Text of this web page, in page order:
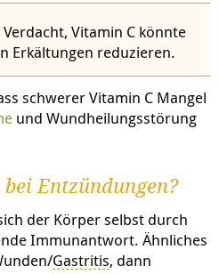
Vitamin C könnte
Erkältungen reduzieren.
schwerer Vitamin C Mangel
und Wundheilungsstörung
Entzündungen?
der Körper selbst durch
Immunantwort. Ähnliches
Gastritis, dann